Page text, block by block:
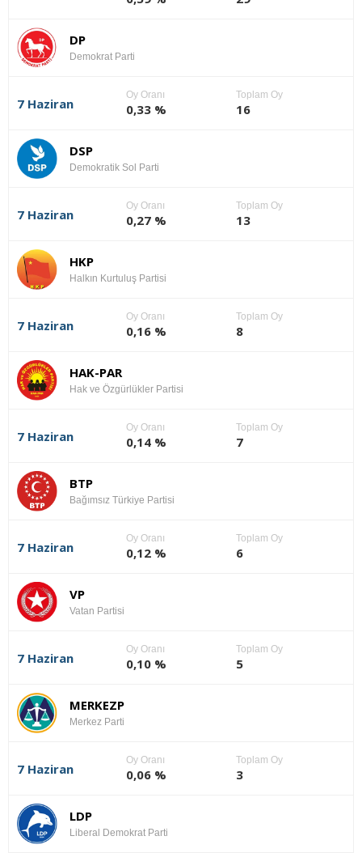
DP
Demokrat Parti
7 Haziran
Oy Oranı
0,33 %
Toplam Oy
16
DSP
Demokratik Sol Parti
7 Haziran
Oy Oranı
0,27 %
Toplam Oy
13
HKP
Halkın Kurtuluş Partisi
7 Haziran
Oy Oranı
0,16 %
Toplam Oy
8
HAK-PAR
Hak ve Özgürlükler Partisi
7 Haziran
Oy Oranı
0,14 %
Toplam Oy
7
BTP
Bağımsız Türkiye Partisi
7 Haziran
Oy Oranı
0,12 %
Toplam Oy
6
VP
Vatan Partisi
7 Haziran
Oy Oranı
0,10 %
Toplam Oy
5
MERKEZP
Merkez Parti
7 Haziran
Oy Oranı
0,06 %
Toplam Oy
3
LDP
Liberal Demokrat Parti